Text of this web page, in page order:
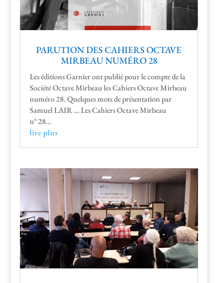
PARUTION DES CAHIERS OCTAVE
MIRBEAU NUMÉRO 28
Les édi­tions Gar­nier ont pub­lié pour le compte de la
Société Octave Mir­beau les Cahiers Octave Mir­beau
numéro 28. Quelques mots de présen­ta­tion par
Samuel LAIR … Les Cahiers Octave Mir­beau
n° 28…
lire plus